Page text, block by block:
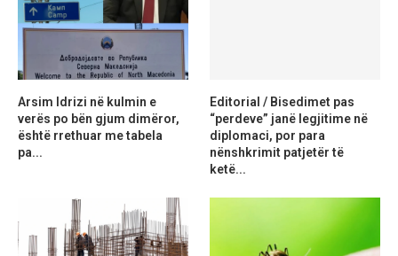
Arsim Idrizi në kulmin e
verës po bën gjum dimëror,
është rrethuar me tabela
pa...
Editorial / Bisedimet pas
“perdeve” janë legjitime në
diplomaci, por para
nënshkrimit patjetër të
ketë...